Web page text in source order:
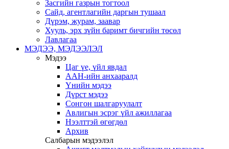
Засгийн газрын тогтоол
Сайд, агентлагийн даргын тушаал
Дүрэм, журам, заавар
Хууль, эрх зүйн баримт бичгийн төсөл
Лавлагаа
МЭДЭЭ, МЭДЭЭЛЭЛ
Мэдээ
Цаг үе, үйл явдал
ААН-ийн анхааралд
Үнийн мэдээ
Дүрст мэдээ
Сонгон шалгаруулалт
Авлигын эсрэг үйл ажиллагаа
Нээлттэй өгөгдөл
Архив
Салбарын мэдээлэл